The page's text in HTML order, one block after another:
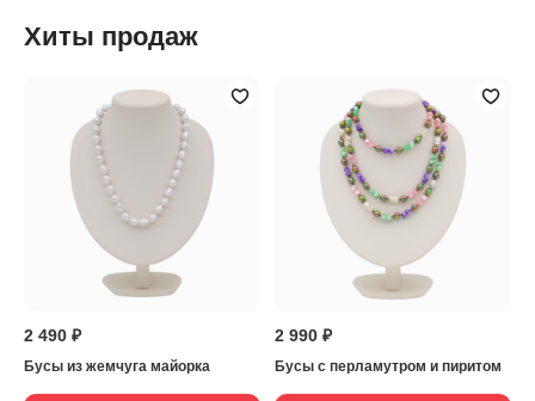
Хиты продаж
2 490 ₽
Бусы из жемчуга майорка
2 990 ₽
Бусы с перламутром и пиритом